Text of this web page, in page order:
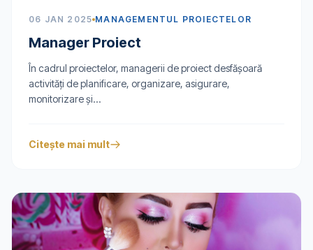
06 JAN 2025 MANAGEMENTUL PROIECTELOR
Manager Proiect
În cadrul proiectelor, managerii de proiect desfășoară
activități de planificare, organizare, asigurare,
monitorizare și...
Citește mai mult